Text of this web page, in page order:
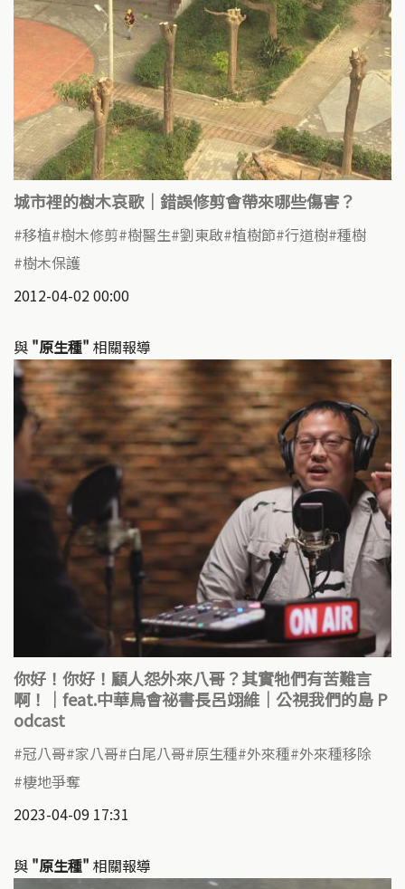
城市裡的樹木哀歌｜錯誤修剪會帶來哪些傷害？
移植 樹木修剪 樹醫生 劉東啟 植樹節 行道樹 種樹
樹木保護
2012-04-02 00:00
與 "原生種" 相關報導
你好！你好！顧人怨外來八哥？其實牠們有苦難言
啊！｜feat.中華鳥會祕書長呂翊維｜公視我們的島 P
odcast
冠八哥 家八哥 白尾八哥 原生種 外來種 外來種移除
棲地爭奪
2023-04-09 17:31
與 "原生種" 相關報導